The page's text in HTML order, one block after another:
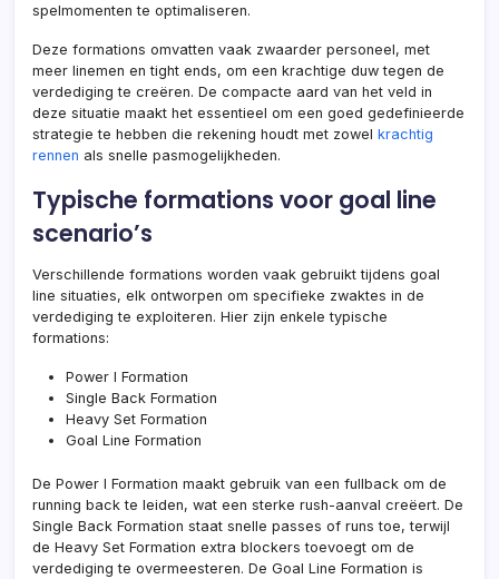
spelmomenten te optimaliseren.
Deze formations omvatten vaak zwaarder personeel, met
meer linemen en tight ends, om een krachtige duw tegen de
verdediging te creëren. De compacte aard van het veld in
deze situatie maakt het essentieel om een goed gedefinieerde
strategie te hebben die rekening houdt met zowel krachtig
rennen als snelle pasmogelijkheden.
Typische formations voor goal line
scenario’s
Verschillende formations worden vaak gebruikt tijdens goal
line situaties, elk ontworpen om specifieke zwaktes in de
verdediging te exploiteren. Hier zijn enkele typische
formations:
Power I Formation
Single Back Formation
Heavy Set Formation
Goal Line Formation
De Power I Formation maakt gebruik van een fullback om de
running back te leiden, wat een sterke rush-aanval creëert. De
Single Back Formation staat snelle passes of runs toe, terwijl
de Heavy Set Formation extra blockers toevoegt om de
verdediging te overmeesteren. De Goal Line Formation is